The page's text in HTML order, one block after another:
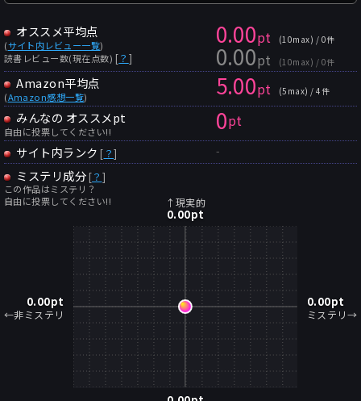
オススメ平均点
(サイト内レビュー一覧)
読書レビュー数(現在点数) [？ ]
0.00pt (10max) / 0件
0.00pt (10max) / 0件
Amazon平均点
(Amazon感想一覧) 5.00pt (5max) / 4件
みんなの オススメpt
自由に投票してください!! 0pt
サイト内ランク [ ？] -
ミステリ成分 [？ ]
この作品はミステリ？
自由に投票してください!!
↑現実的
0.00pt
0.00pt
←非ミステリ
0.00pt
ミステリ→